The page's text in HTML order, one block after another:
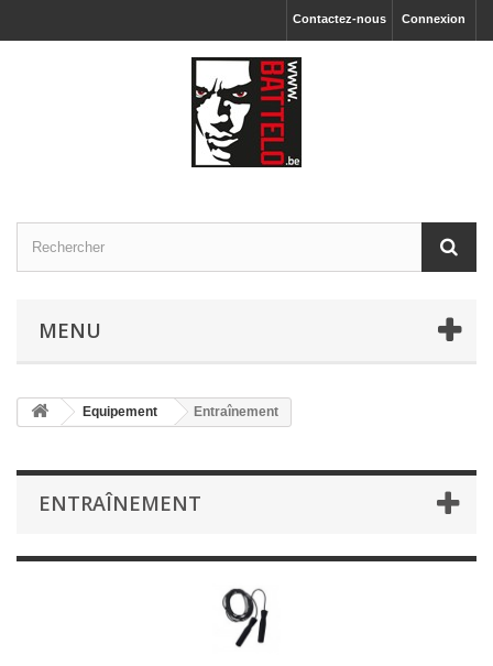
Connexion
Contactez-nous
MENU
Equipement Entraînement
ENTRAÎNEMENT